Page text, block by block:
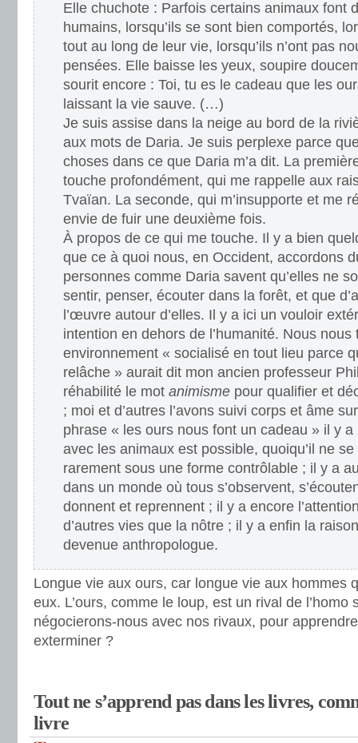
Elle chuchote : Parfois certains animaux font
humains, lorsqu’ils se sont bien comportés,
tout au long de leur vie, lorsqu’ils n’ont pas
pensées. Elle baisse les yeux, soupire
sourit encore : Toi, tu es le cadeau que les
laissant la vie sauve. (…)
Je suis assise dans la neige au bord de la
aux mots de Daria. Je suis perplexe parce
choses dans ce que Daria m’a dit. La
touche profondément, qui me rappelle aux
Tvaïan. La seconde, qui m’insupporte et me
envie de fuir une deuxième fois.
À propos de ce qui me touche. Il y a bien
que ce à quoi nous, en Occident, accordons
personnes comme Daria savent qu’elles ne
sentir, penser, écouter dans la forêt, et que
l’œuvre autour d’elles. Il y a ici un vouloir
intention en dehors de l’humanité. Nous
environnement « socialisé en tout lieu parce
relâche » aurait dit mon ancien professeur
réhabilité le mot animisme pour qualifier et
; moi et d’autres l’avons suivi corps et âme
phrase « les ours nous font un cadeau » il y a
avec les animaux est possible, quoiqu’il ne
rarement sous une forme contrôlable ; il y a
dans un monde où tous s’observent,
donnent et reprennent ; il y a encore
d’autres vies que la nôtre ; il y a enfin la
devenue anthropologue.
Longue vie aux ours, car longue vie aux hommes
eux. L’ours, comme le loup, est un rival de l’homo
négocierons-nous avec nos rivaux, pour
exterminer ?
Tout ne s’apprend pas dans les livres,
livre